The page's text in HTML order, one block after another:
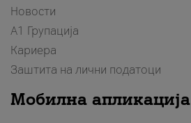
Новости
А1 Групација
Кариера
Заштита на лични податоци
Мобилна апликација